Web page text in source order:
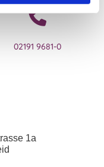
02191 9681-0
1a